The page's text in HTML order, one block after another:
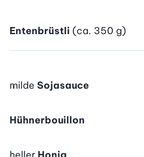
Entenbrüstli (ca. 350 g)
milde Sojasauce
Hühnerbouillon